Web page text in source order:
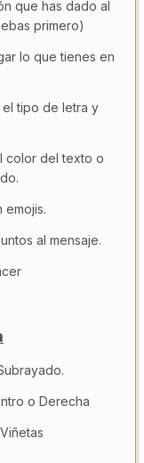
que has dado al
primero)
lo que tienes en
el tipo de letra y
color del texto o
emojis.
al mensaje.
o Derecha